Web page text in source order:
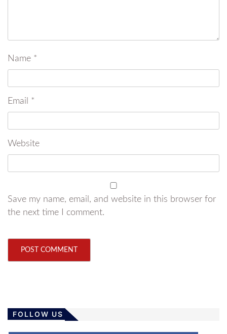
Name *
Email *
Website
Save my name, email, and website in this browser for
the next time I comment.
FOLLOW US